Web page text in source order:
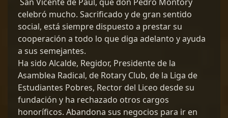
celebró mucho. Sacrificado y de gran sentido
social, está siempre dispuesto a prestar su
cooperación a todo lo que diga adelanto y ayuda
a sus semejantes.
Ha sido Alcalde, Regidor, Presidente de la
Asamblea Radical, de Rotary Club, de la Liga de
Estudiantes Pobres, Rector del Liceo desde su
fundación y ha rechazado otros cargos
honoríficos. Abandona sus negocios para ir en